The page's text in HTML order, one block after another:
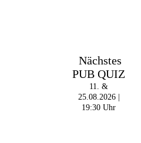
Nächstes
PUB QUIZ
11. &
25.08.2026 |
19:30 Uhr